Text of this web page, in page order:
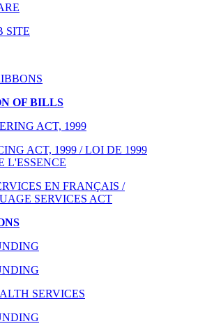
SITE
OF BILLS
ACT, 1999
ACT, 1999 / LOI DE 1999
L'ESSENCE
EN FRANÇAIS /
SERVICES ACT
SERVICES